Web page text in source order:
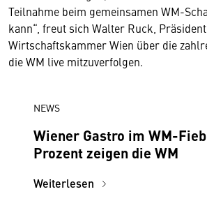
Teilnahme beim gemeinsamen WM-
kann“, freut sich Walter Ruck,
Wirtschaftskammer Wien über die
die WM live mitzuverfolgen.
NEWS
Wiener Gastro im WM-
Prozent zeigen die WM
Weiterlesen